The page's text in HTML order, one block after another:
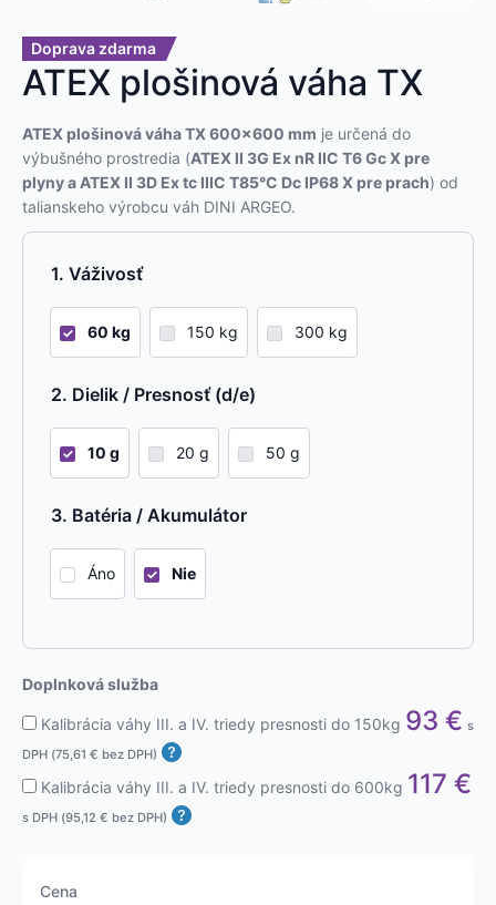
Doprava zdarma
ATEX plošinová váha TX
ATEX plošinová váha TX 600×600 mm je určená do
výbušného prostredia (ATEX II 3G Ex nR IIC T6 Gc X pre
plyny a ATEX II 3D Ex tc IIIC T85°C Dc IP68 X pre prach) od
talianskeho výrobcu váh DINI ARGEO.
Váživosť
60 kg 150 kg 300 kg
Dielik / Presnosť (d/e)
10 g 20 g 50 g
Batéria / Akumulátor
Áno Nie
Doplnková služba
Kalibrácia váhy III. a IV. triedy presnosti do 150kg 93 € s
DPH (75,61 € bez DPH)
Kalibrácia váhy III. a IV. triedy presnosti do 600kg 117 €
s DPH (95,12 € bez DPH)
Cena